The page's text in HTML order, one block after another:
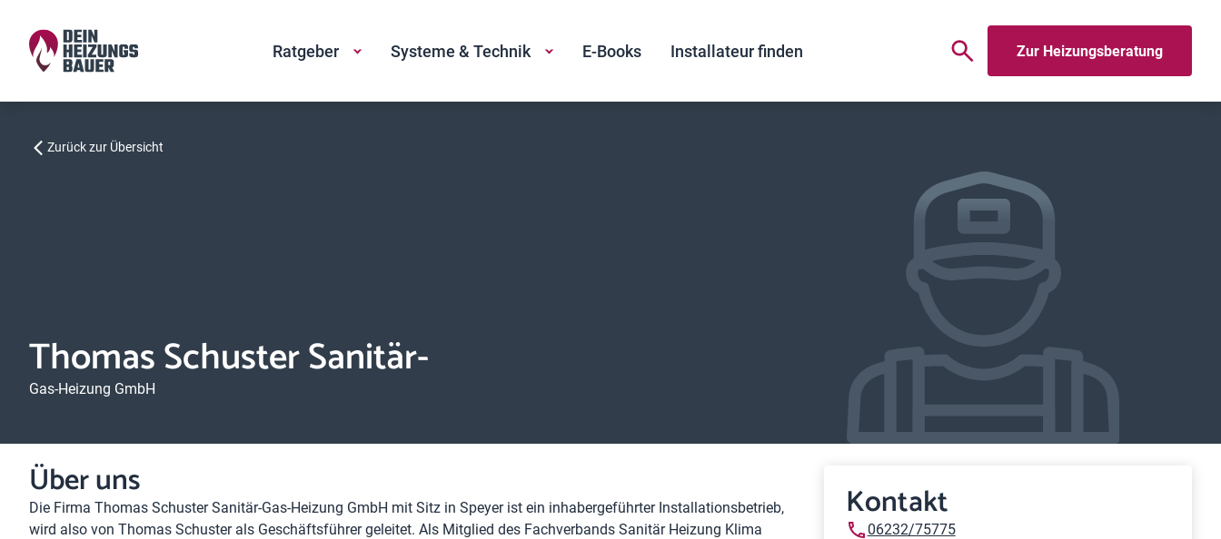
Ratgeber Systeme & Technik E-Books Installateur finden Zur Heizungsberatung
Zurück zur Übersicht
Thomas Schuster Sanitär-
Gas-Heizung GmbH
Über uns
Die Firma Thomas Schuster Sanitär-Gas-Heizung GmbH mit Sitz in Speyer ist ein inhabergeführter Installationsbetrieb,
wird also von Thomas Schuster als Geschäftsführer geleitet. Als Mitglied des Fachverbands Sanitär Heizung Klima
Kontakt
06232/75775